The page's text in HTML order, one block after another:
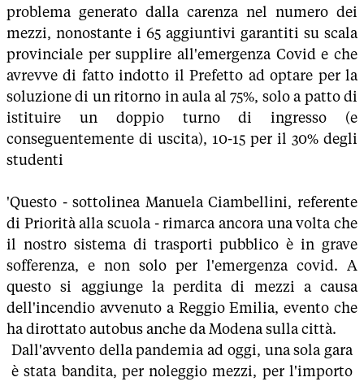
problema generato dalla carenza nel numero dei
mezzi, nonostante i 65 aggiuntivi garantiti su scala
provinciale per supplire all'emergenza Covid e che
avrevve di fatto indotto il Prefetto ad optare per la
soluzione di un ritorno in aula al 75%, solo a patto di
istituire un doppio turno di ingresso (e
conseguentemente di uscita), 10-15 per il 30% degli
studenti
'Questo - sottolinea Manuela Ciambellini, referente
di Priorità alla scuola - rimarca ancora una volta che
il nostro sistema di trasporti pubblico è in grave
sofferenza, e non solo per l'emergenza covid. A
questo si aggiunge la perdita di mezzi a causa
dell'incendio avvenuto a Reggio Emilia, evento che
ha dirottato autobus anche da Modena sulla città.
Dall'avvento della pandemia ad oggi, una sola gara
è stata bandita, per noleggio mezzi, per l'importo